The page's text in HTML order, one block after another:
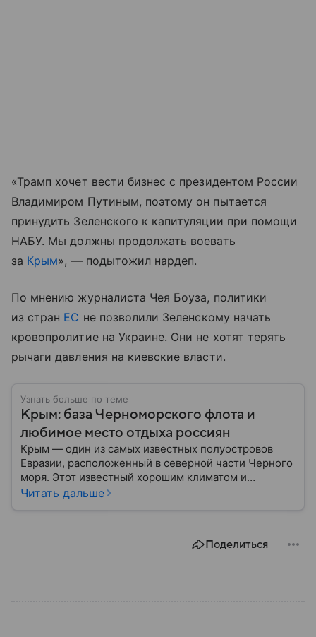
«Трамп хочет вести бизнес с президентом России
Владимиром Путиным, поэтому он пытается
принудить Зеленского к капитуляции при помощи
НАБУ. Мы должны продолжать воевать
за Крым», — подытожил нардеп.
По мнению журналиста Чея Боуза, политики
из стран ЕС не позволили Зеленскому начать
кровопролитие на Украине. Они не хотят терять
рычаги давления на киевские власти.
Узнать больше по теме
Крым: база Черноморского флота и
любимое место отдыха россиян
Крым — один из самых известных полуостровов
Евразии, расположенный в северной части Черного
моря. Этот известный хорошим климатом и
красивой природой регион имеет также огромное
положение сделало полуостров ключевой точкой
Читать дальше
Поделиться